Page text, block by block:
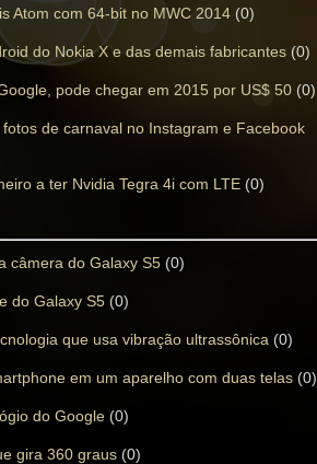
Atom com 64-bit no MWC 2014 (0)
do Nokia X e das demais fabricantes (0)
pode chegar em 2015 por US$ 50 (0)
de carnaval no Instagram e Facebook
a ter Nvidia Tegra 4i com LTE (0)
câmera do Galaxy S5 (0)
do Galaxy S5 (0)
que usa vibração ultrassônica (0)
em um aparelho com duas telas (0)
do Google (0)
gira 360 graus (0)